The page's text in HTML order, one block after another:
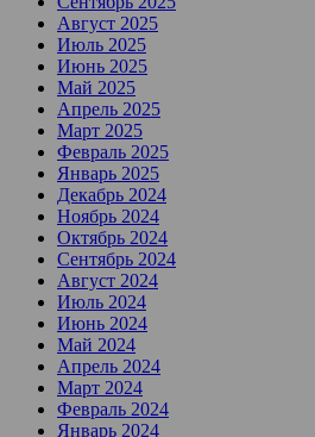
Август 2025
Июль 2025
Июнь 2025
Май 2025
Апрель 2025
Март 2025
Февраль 2025
Январь 2025
Декабрь 2024
Ноябрь 2024
Октябрь 2024
Сентябрь 2024
Август 2024
Июль 2024
Июнь 2024
Май 2024
Апрель 2024
Март 2024
Февраль 2024
Январь 2024